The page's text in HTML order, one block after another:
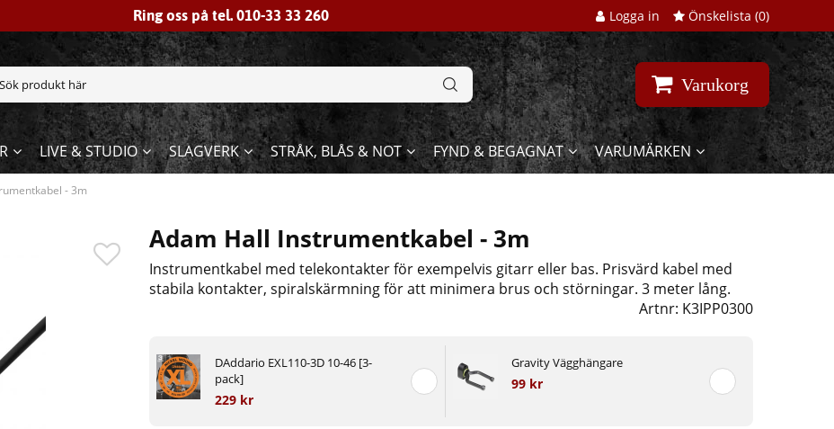
Ring oss på tel. 010-33 33 260 Logga in Önskelista (0)
Varukorg
LIVE & STUDIO SLAGVERK STRÅK, BLÅS & NOT FYND & BEGAGNAT VARUMÄRKEN
- 3m
Adam Hall Instrumentkabel - 3m
Instrumentkabel med telekontakter för exempelvis gitarr eller bas. Prisvärd kabel med
stabila kontakter, spiralskärmning för att minimera brus och störningar. 3 meter lång.
Artnr: K3IPP0300
DAddario EXL110-3D 10-46 [3-
pack]
229 kr
Gravity Vägghängare
99 kr